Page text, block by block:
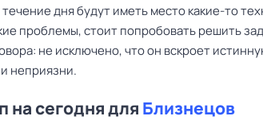
дня будут иметь место какие-то
проблемы, стоит попробовать решить
не исключено, что он вскроет
неприязни.
на сегодня для Близнецов